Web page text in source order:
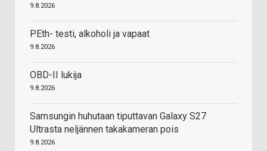
9.8.2026
PEth- testi, alkoholi ja vapaat
9.8.2026
OBD-II lukija
9.8.2026
Samsungin huhutaan tiputtavan Galaxy S27
Ultrasta neljännen takakameran pois
9.8.2026